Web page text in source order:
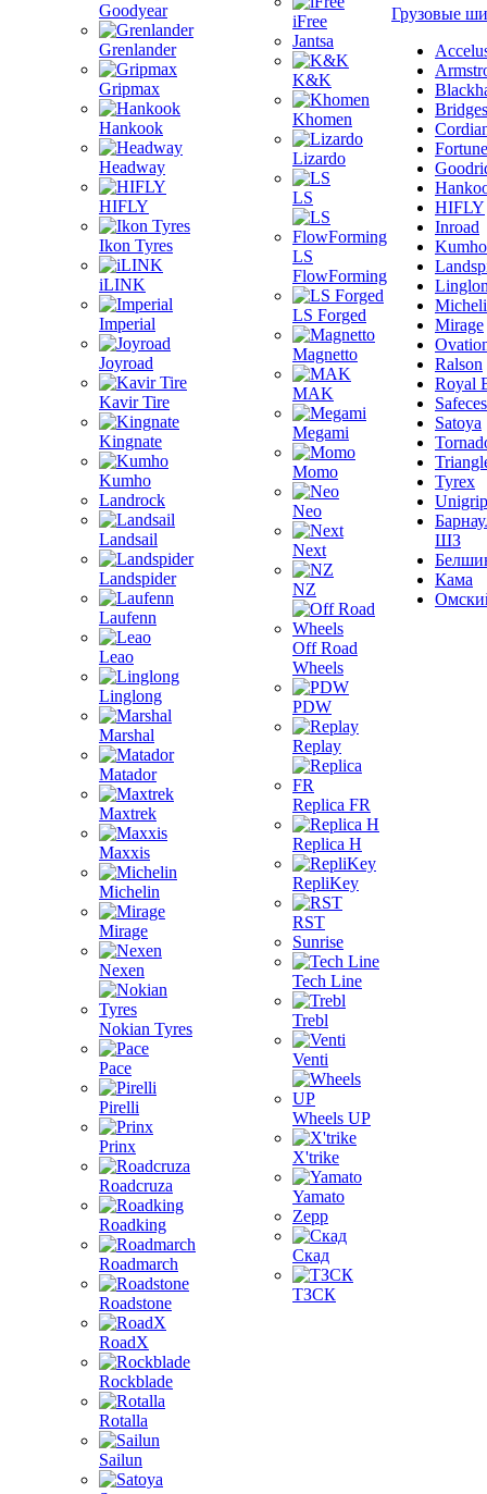
Goodyear
Grenlander
Gripmax
Hankook
Headway
HIFLY
Ikon Tyres
iLINK
Imperial
Joyroad
Kavir Tire
Kingnate
Kumho
Landrock
Landsail
Landspider
Laufenn
Leao
Linglong
Marshal
Matador
Maxtrek
Maxxis
Michelin
Mirage
Nexen
Nokian Tyres
Pace
Pirelli
Prinx
Roadcruza
Roadking
Roadmarch
Roadstone
RoadX
Rockblade
Rotalla
Sailun
iFree
Jantsa
K&K
Khomen
Lizardo
LS
LS
FlowForming
LS Forged
Magnetto
MAK
Megami
Momo
Neo
Next
NZ
Off Road
Wheels
PDW
Replay
Replica FR
Replica H
RepliKey
RST
Sunrise
Tech Line
Trebl
Venti
Wheels UP
X'trike
Yamato
Zepp
Скад
ТЗСК
Грузовые
Fortune
HIFLY
Inroad
Kumho
Mirage
Ralson
Royal
Satoya
Tyrex
Unigrip
ШЗ
Кама